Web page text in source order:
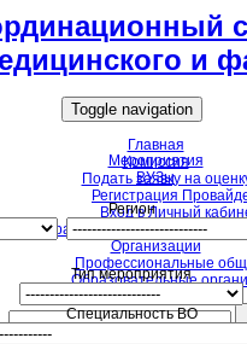
и
Toggle navigation
Главная
Комиссия
Подать заявку на
Регистрация
Вход в Личный
Образовательные
Организации
Профессиональные
Образовательные
Мероприятия
ВУЗы
Регион
Тип мероприятия
Специальность ВО